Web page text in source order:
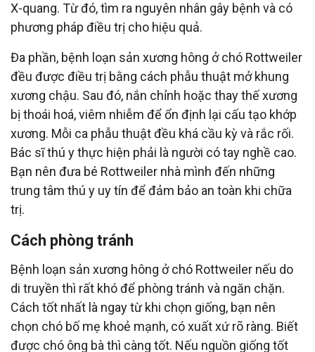
X-quang. Từ đó, tìm ra nguyên nhân gây bệnh và có
phương pháp điều trị cho hiệu quả.
Đa phần, bệnh loạn sản xương hông ở chó Rottweiler
đều được điều trị bằng cách phẫu thuật mở khung
xương chậu. Sau đó, nắn chỉnh hoặc thay thế xương
bị thoái hoá, viêm nhiễm để ổn định lại cấu tạo khớp
xương. Mỗi ca phẫu thuật đều khá cầu kỳ và rắc rối.
Bác sĩ thú y thực hiện phải là người có tay nghề cao.
Bạn nên đưa bé Rottweiler nhà mình đến những
trung tâm thú y uy tín để đảm bảo an toàn khi chữa
trị.
Cách phòng tránh
Bệnh loạn sản xương hông ở chó Rottweiler nếu do
di truyền thì rất khó để phòng tránh và ngăn chặn.
Cách tốt nhất là ngay từ khi chọn giống, bạn nên
chọn chó bố mẹ khoẻ mạnh, có xuất xứ rõ ràng. Biết
được chó ông bà thì càng tốt. Nếu nguồn giống tốt